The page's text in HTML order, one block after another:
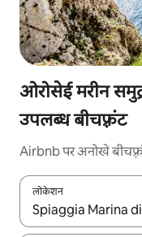
ओरोसेई मरीन
उपलब्ध बीचफ़्रंट
Airbnb पर अनोखे
लोकेशन
नतीजों के उपलब्ध होने